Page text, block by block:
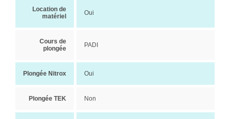
Location de
matériel
Oui
Cours de
plongée
PADI
Plongée Nitrox Oui
Plongée TEK Non